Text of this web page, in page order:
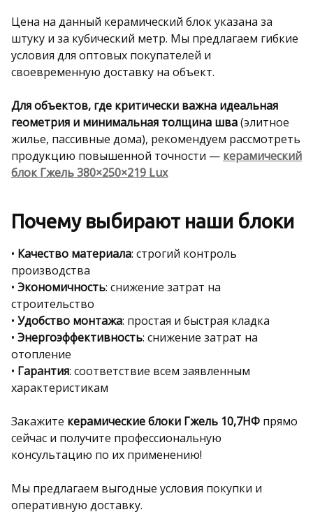
Цена на данный керамический блок указана за
штуку и за кубический метр. Мы предлагаем гибкие
условия для оптовых покупателей и
своевременную доставку на объект.
Для объектов, где критически важна идеальная
геометрия и минимальная толщина шва(элитное
жилье, пассивные дома), рекомендуем рассмотреть
продукцию повышенной точности — керамический
блок Гжель 380×250×219 Lux
Почему выбирают наши блоки
• Качество материала: строгий контроль
производства
• Экономичность: снижение затрат на
строительство
• Удобство монтажа: простая и быстрая кладка
• Энергоэффективность: снижение затрат на
отопление
• Гарантия: соответствие всем заявленным
характеристикам
Закажите керамические блоки Гжель 10,7НФ прямо
сейчас и получите профессиональную
консультацию по их применению!
Мы предлагаем выгодные условия покупки и
оперативную доставку.